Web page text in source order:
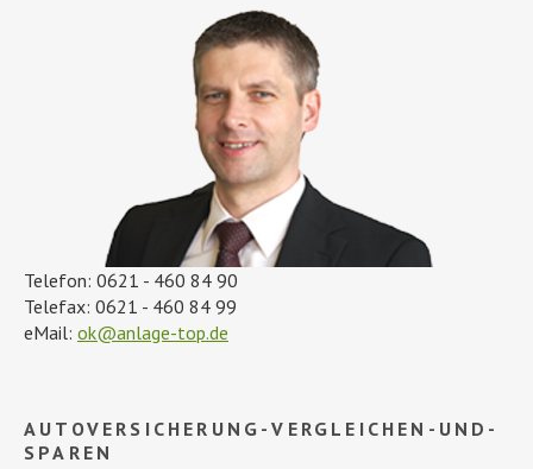
Telefon: 0621 - 460 84 90
Telefax: 0621 - 460 84 99
eMail: ok@anlage-top.de
AUTOVERSICHERUNG-VERGLEICHEN-UND-
SPAREN